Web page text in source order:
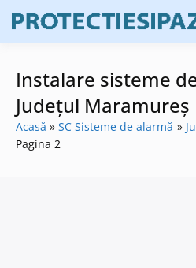
content
Instalare sisteme
Județul Maramureș
Acasă SC Sisteme de alarmă
Pagina 2